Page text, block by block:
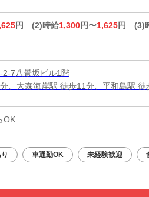
円 (2)時給1,300円〜1,625円 (3)
2-7八景坂ビル1階
、大森海岸駅 徒歩11分、平和島駅 徒
OK
車通勤OK 未経験歓迎